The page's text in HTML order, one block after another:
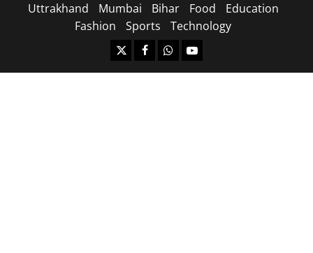
Uttrakhand
Mumbai Bihar Food
Education
Fashion
Sports Technology
https://x.com
facebook.com
https:/whatsapp.com/
Youtube.com